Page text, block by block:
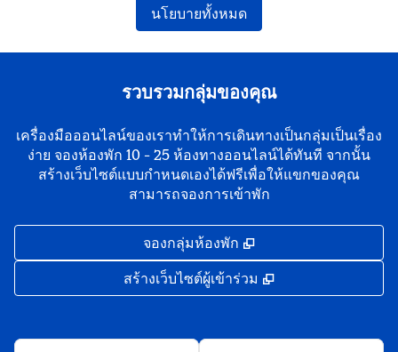
นโยบายทั้งหมด
รวบรวมกลุ่มของคุณ
เครื่องมือออนไลน์ของเราทําให้การเดินทางเป็นกลุ่มเป็นเรื่อง
ง่าย จองห้องพัก 10 - 25 ห้องทางออนไลน์ได้ทันที จากนั้น
สร้างเว็บไซต์แบบกําหนดเองได้ฟรีเพื่อให้แขกของคุณ
สามารถจองการเข้าพัก
จองกลุ่มห้องพัก ,
สร้างเว็บไซต์ผู้เข้าร่วม ,